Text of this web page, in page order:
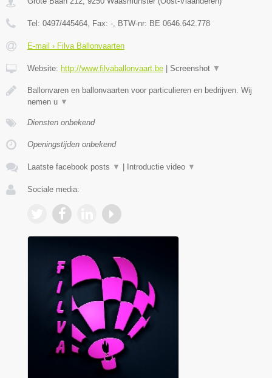
Tel: 0497/445464 , Fax: - , BTW-nr: BE 0646.642.778
E-mail › Filva Ballonvaarten
Website: http://www.filvaballonvaart.be | Screenshot ▼
Ballonvaren en ballonvaarten voor particulieren en bedrijven. Wij
nemen u ▼
Diensten onbekend
Openingstijden onbekend
Laatste facebook posts ▼ | Introductie video ▼
Sociale media: